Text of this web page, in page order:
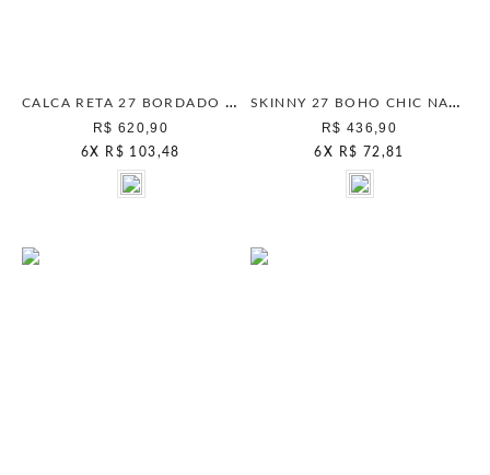
CALCA RETA 27 BORDADO MANUAL UNICA
R$ 620,90
6X R$ 103,48
SKINNY 27 BOHO CHIC NATURAL
R$ 436,90
6 X R$ 72,81